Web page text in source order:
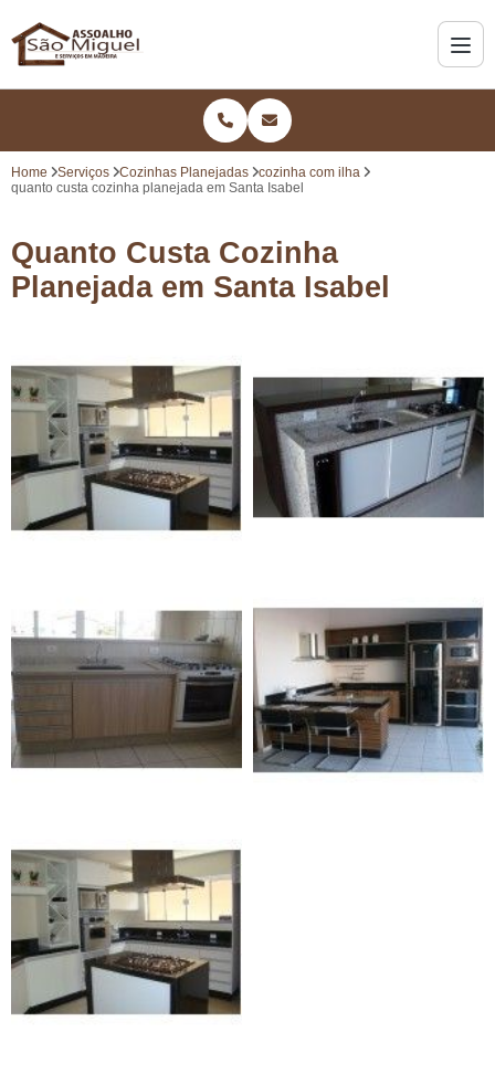
Home Serviços Cozinhas Planejadas
cozinha com ilha
quanto custa cozinha planejada em Santa Isabel
Quanto Custa Cozinha
Planejada em Santa Isabel